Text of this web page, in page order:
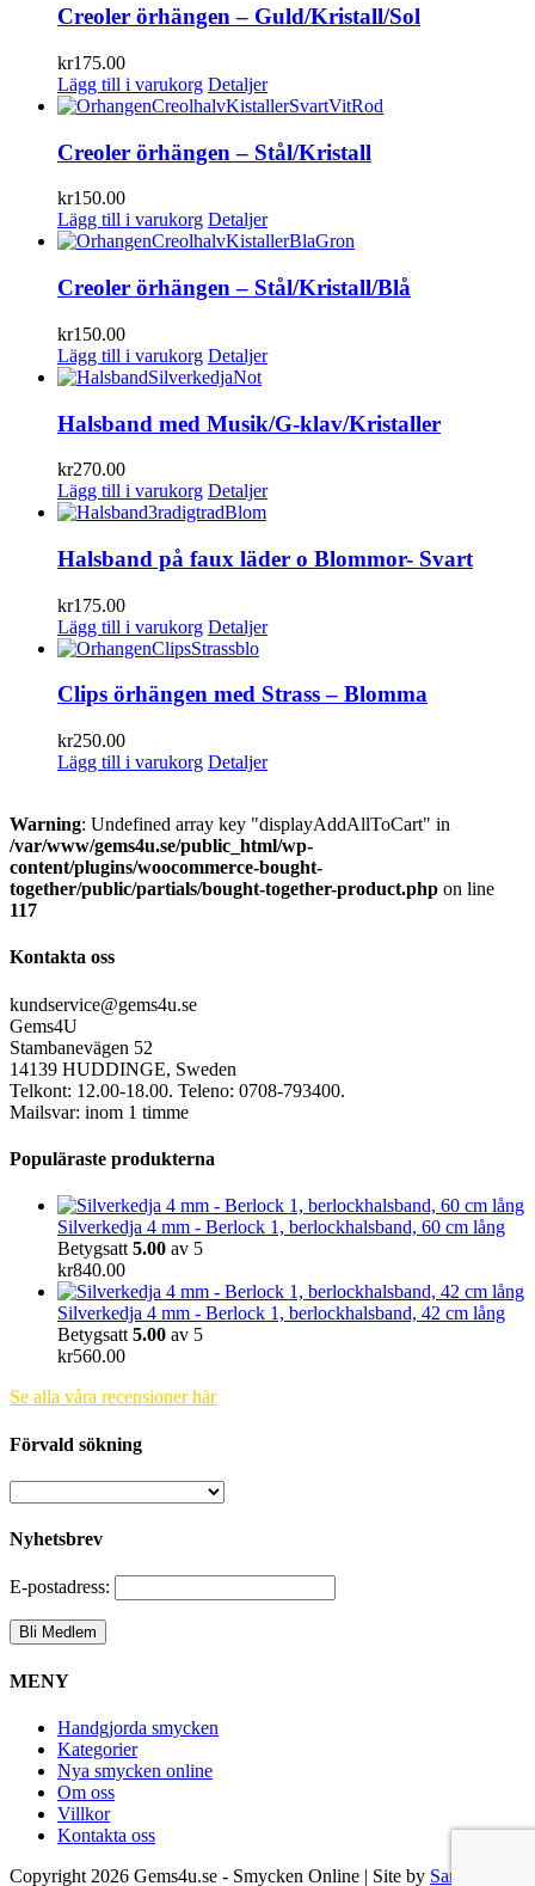
Creoler örhängen – Guld/Kristall/Sol
kr175.00
Lägg till i varukorg Detaljer
Creoler örhängen – Stål/Kristall
kr150.00
Lägg till i varukorg Detaljer
Creoler örhängen – Stål/Kristall/Blå
kr150.00
Lägg till i varukorg Detaljer
Halsband med Musik/G-klav/Kristaller
kr270.00
Lägg till i varukorg Detaljer
Halsband på faux läder o Blommor- Svart
kr175.00
Lägg till i varukorg Detaljer
Clips örhängen med Strass – Blomma
kr250.00
Lägg till i varukorg Detaljer
Warning: Undefined array key "displayAddAllToCart" in
/var/www/gems4u.se/public_html/wp-
content/plugins/woocommerce-bought-
together/public/partials/bought-together-product.php on line
117
Kontakta oss
kundservice@gems4u.se
Gems4U
Stambanevägen 52
14139 HUDDINGE, Sweden
Telkont: 12.00-18.00. Teleno: 0708-793400.
Mailsvar: inom 1 timme
Populäraste produkterna
Silverkedja 4 mm - Berlock 1, berlockhalsband, 60 cm lång
Betygsatt 5.00 av 5
kr840.00
Silverkedja 4 mm - Berlock 1, berlockhalsband, 42 cm lång
Betygsatt 5.00 av 5
kr560.00
Se alla våra recensioner här
Förvald sökning
Nyhetsbrev
E-postadress:
MENY
Handgjorda smycken
Kategorier
Nya smycken online
Om oss
Villkor
Kontakta oss
Copyright 2026 Gems4u.se - Smycken Online | Site by Samsara